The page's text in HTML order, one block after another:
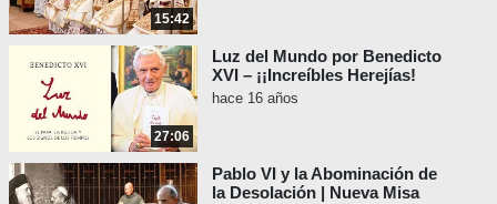
15:42
27:06
Luz del Mundo por Benedicto
XVI – ¡¡Increíbles Herejías!
hace 16 años
Pablo VI y la Abominación de
la Desolación | Nueva Misa